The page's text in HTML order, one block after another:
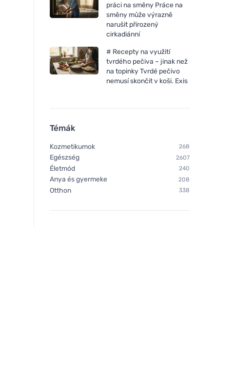
práci na směny Práce na
směny může výrazně
narušit přirozený
cirkadiánní
# Recepty na využití
tvrdého pečiva – jinak než
na topinky Tvrdé pečivo
nemusí skončit v koši. Exis
Témák
Kozmetikumok 268
Egészség 2607
Életmód 240
Anya és gyermeke 208
Otthon 338